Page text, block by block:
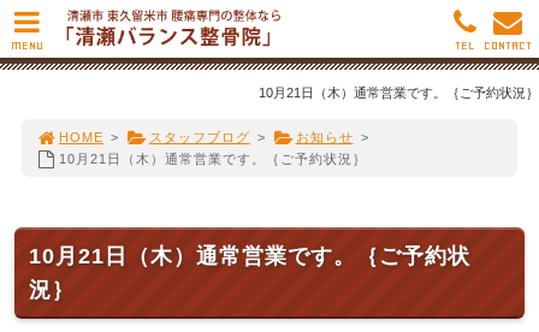
10月21日（木）通常営業です。｛ご予約状況｝
HOME > スタッフブログ > お知らせ >
10月21日（木）通常営業です。｛ご予約状況｝
10月21日（木）通常営業です。｛ご予約状
況｝
MENU CONTACT
TEL